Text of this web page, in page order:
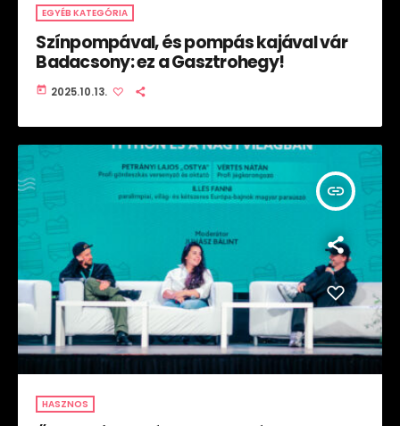
EGYÉB KATEGÓRIA
Színpompával, és pompás kajával vár
Badacsony: ez a Gasztrohegy!
today 2025.10.13.
insert_link
HASZNOS